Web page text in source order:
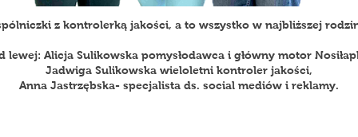
z kontrolerką jakości, a to wszystko w najbliższej
lewej: Alicja Sulikowska pomysłodawca i główny motor
Jadwiga Sulikowska wieloletni kontroler jakości,
Anna Jastrzębska- specjalista ds. social mediów i reklamy.